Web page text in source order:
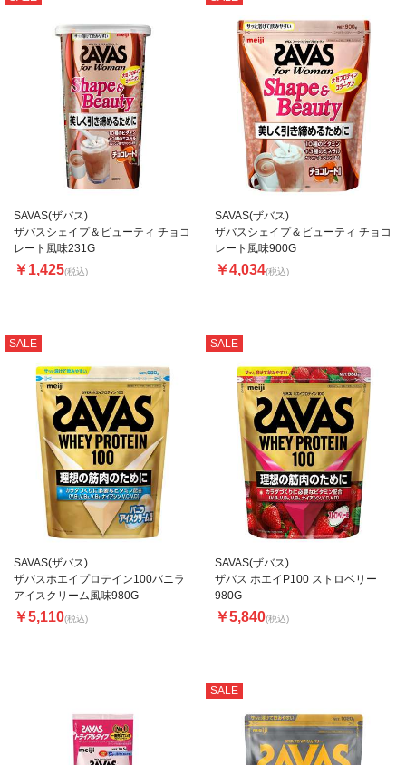
SAVAS(ザバス)
ザバスシェイプ＆ビューティ チョコ
レート風味231G
￥1,425(税込)
SAVAS(ザバス)
ザバスシェイプ＆ビューティ チョコ
レート風味900G
￥4,034(税込)
SALE
SAVAS(ザバス)
ザバスホエイプロテイン100バニラ
アイスクリーム風味980G
￥5,110(税込)
SALE
SAVAS(ザバス)
ザバス ホエイP100 ストロベリー
980G
￥5,840(税込)
SALE